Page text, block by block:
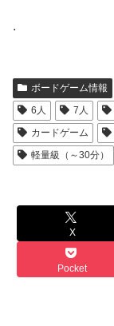
.
ボードゲーム情報
6人
7人
カードゲーム
軽量級（～30分）
X
Pocket